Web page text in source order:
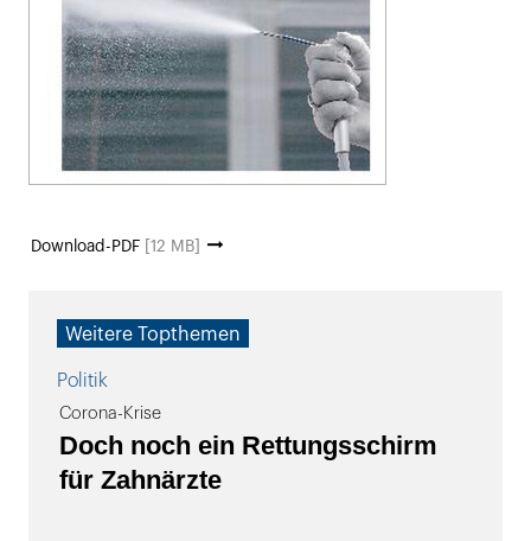
Download-PDF [12 MB]
Weitere Topthemen
Politik
Corona-Krise
Doch noch ein Rettungsschirm
für Zahnärzte